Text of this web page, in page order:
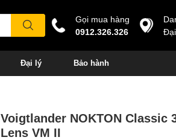
Gọi mua hàng
0912.326.326
Đại lý Bảo hành
Voigtlander NOKTON Classic
Lens VM II